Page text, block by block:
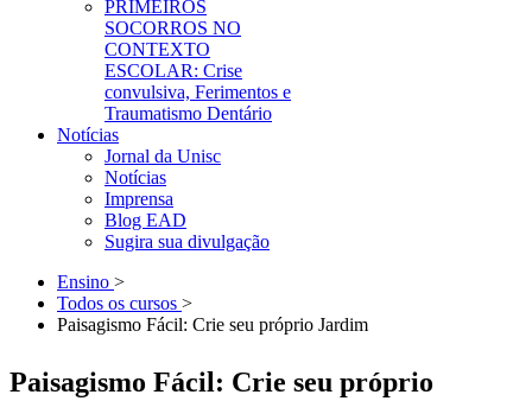
PRIMEIROS
SOCORROS NO
CONTEXTO
ESCOLAR: Crise
convulsiva, Ferimentos e
Traumatismo Dentário
Notícias
Jornal da Unisc
Notícias
Imprensa
Blog EAD
Sugira sua divulgação
Ensino >
Todos os cursos >
Paisagismo Fácil: Crie seu próprio Jardim
Paisagismo Fácil: Crie seu próprio